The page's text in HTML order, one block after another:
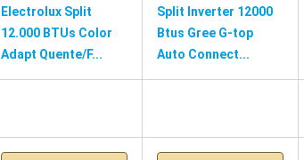
Electrolux Split
12.000 BTUs Color
Adapt Quente/F...
Split Inverter 12000
Btus Gree G-top
Auto Connect...